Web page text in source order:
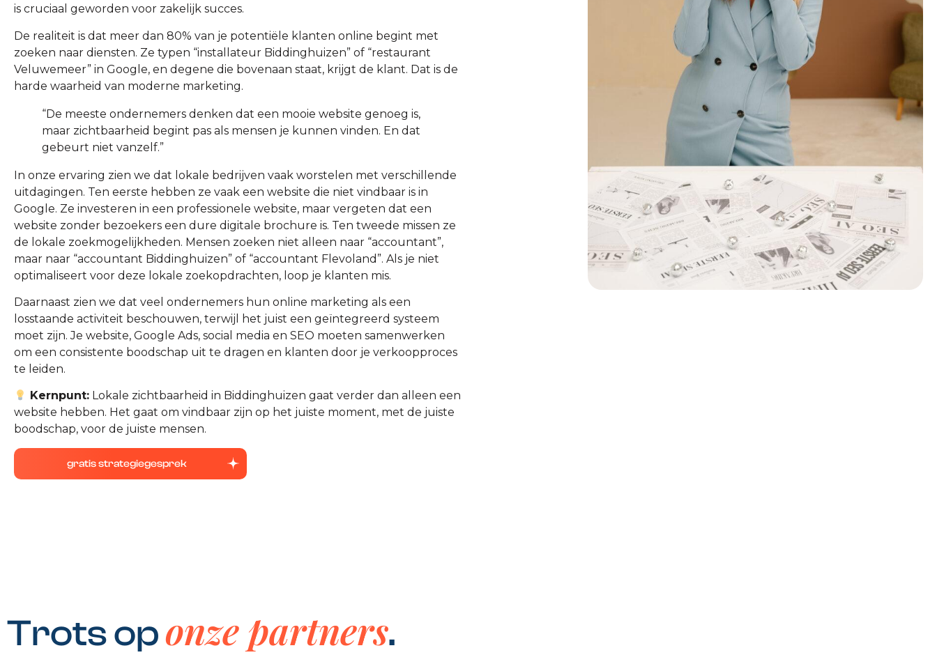
is cruciaal geworden voor zakelijk succes.
De realiteit is dat meer dan 80% van je potentiële klanten online begint met
zoeken naar diensten. Ze typen “installateur Biddinghuizen” of “restaurant
Veluwemeer” in Google, en degene die bovenaan staat, krijgt de klant. Dat is de
harde waarheid van moderne marketing.
“De meeste ondernemers denken dat een mooie website genoeg is,
maar zichtbaarheid begint pas als mensen je kunnen vinden. En dat
gebeurt niet vanzelf.”
In onze ervaring zien we dat lokale bedrijven vaak worstelen met verschillende
uitdagingen. Ten eerste hebben ze vaak een website die niet vindbaar is in
Google. Ze investeren in een professionele website, maar vergeten dat een
website zonder bezoekers een dure digitale brochure is. Ten tweede missen ze
de lokale zoekmogelijkheden. Mensen zoeken niet alleen naar “accountant”,
maar naar “accountant Biddinghuizen” of “accountant Flevoland”. Als je niet
optimaliseert voor deze lokale zoekopdrachten, loop je klanten mis.
Daarnaast zien we dat veel ondernemers hun online marketing als een
losstaande activiteit beschouwen, terwijl het juist een geïntegreerd systeem
moet zijn. Je website, Google Ads, social media en SEO moeten samenwerken
om een consistente boodschap uit te dragen en klanten door je verkoopproces
te leiden.
Kernpunt: Lokale zichtbaarheid in Biddinghuizen gaat verder dan alleen een
website hebben. Het gaat om vindbaar zijn op het juiste moment, met de juiste
boodschap, voor de juiste mensen.
gratis strategiegesprek
Trots oponze partners.